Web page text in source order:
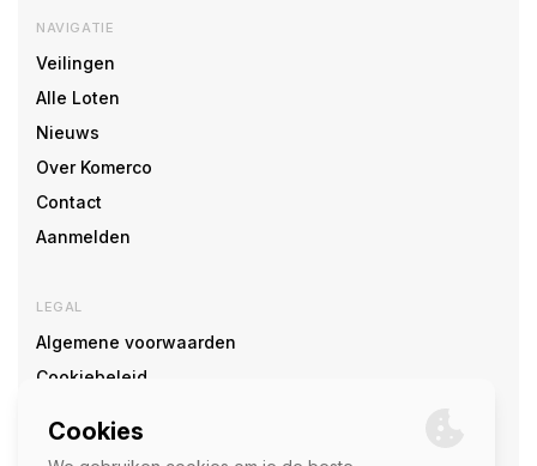
NAVIGATIE
Veilingen
Alle Loten
Nieuws
Over Komerco
Contact
Aanmelden
LEGAL
Algemene voorwaarden
Cookiebeleid